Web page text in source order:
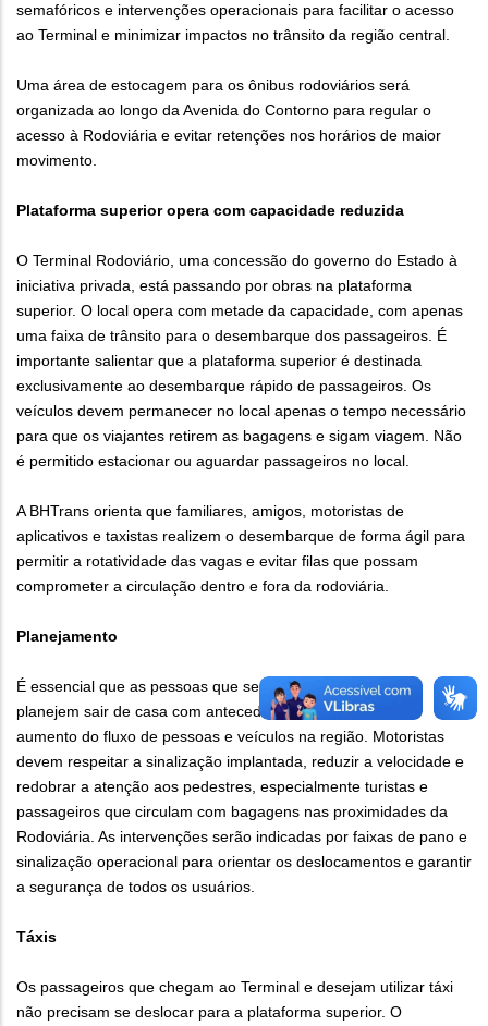
semafóricos e intervenções operacionais para facilitar o acesso
ao Terminal e minimizar impactos no trânsito da região central.
Uma área de estocagem para os ônibus rodoviários será
organizada ao longo da Avenida do Contorno para regular o
acesso à Rodoviária e evitar retenções nos horários de maior
movimento.
Plataforma superior opera com capacidade reduzida
O Terminal Rodoviário, uma concessão do governo do Estado à
iniciativa privada, está passando por obras na plataforma
superior. O local opera com metade da capacidade, com apenas
uma faixa de trânsito para o desembarque dos passageiros. É
importante salientar que a plataforma superior é destinada
exclusivamente ao desembarque rápido de passageiros. Os
veículos devem permanecer no local apenas o tempo necessário
para que os viajantes retirem as bagagens e sigam viagem. Não
é permitido estacionar ou aguardar passageiros no local.
A BHTrans orienta que familiares, amigos, motoristas de
aplicativos e taxistas realizem o desembarque de forma ágil para
permitir a rotatividade das vagas e evitar filas que possam
comprometer a circulação dentro e fora da rodoviária.
Planejamento
É essencial que as pessoas que se destinam à rodoviária
planejem sair de casa com antecedência, considerando o
aumento do fluxo de pessoas e veículos na região. Motoristas
devem respeitar a sinalização implantada, reduzir a velocidade e
redobrar a atenção aos pedestres, especialmente turistas e
passageiros que circulam com bagagens nas proximidades da
Rodoviária. As intervenções serão indicadas por faixas de pano e
sinalização operacional para orientar os deslocamentos e garantir
a segurança de todos os usuários.
Táxis
Os passageiros que chegam ao Terminal e desejam utilizar táxi
não precisam se deslocar para a plataforma superior. O